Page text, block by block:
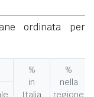
ordinata per
%
in
Italia
%
nella
regione